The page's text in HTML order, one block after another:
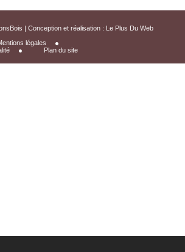
| Conception et réalisation : Le Plus Du Web
légales
Plan du site